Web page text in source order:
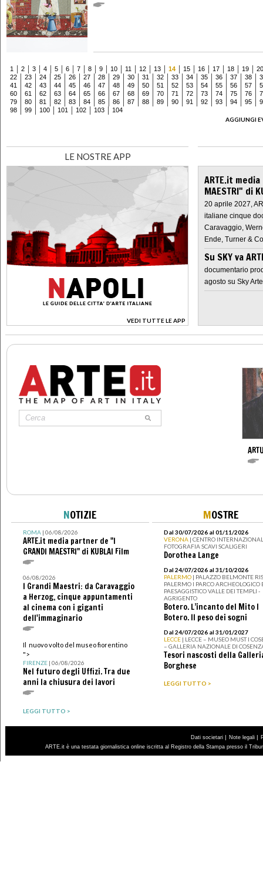
1 2 3 4 5 6 7 8 9 10 11 12 13 14 15 16 17 18 19
20
22
23 24 25 26 27 28 29 30 31 32 33 34 35 36 37 38
41
42 43 44 45 46 47 48 49 50 51 52 53 54 55 56 57
60
61 62 63 64 65 66 67 68 69 70 71 72 73 74 75 76
79
80 81 82 83 84 85 86 87 88 89 90 91 92 93 94 95
98
99 100 101 102 103
104
AGGIUNGI
LE NOSTRE APP
VEDI TUTTE LE APP
>
ARTE.it
MAESTRI" di
20 aprile 2027,
italiane cinque
Caravaggio,
Ende, Turner &
Su SKY va
documentario
agosto su Sky Arte
NOTIZIE
ROMA| 06/08/2026
ARTE.it media partner de "I
GRANDI MAESTRI" di KUBLAI Film
06/08/2026
I Grandi Maestri: da Caravaggio
a Herzog, cinque appuntamenti
al cinema con i giganti
dell'immaginario
Il nuovo volto del museo fiorentino
">
FIRENZE| 06/08/2026
Nel futuro degli Uffizi. Tra due
anni la chiusura dei lavori
LEGGI TUTTO >
MOSTRE
Dal 30/07/2026 al 01/11/2026
VERONA | CENTRO
FOTOGRAFIA SCAVI SCALIGERI
Dorothea Lange
Dal 24/07/2026 al 31/10/2026
PALERMO | PALAZZO BELMONTE
PALERMO I PARCO ARCHEOLOGICO
PAESAGGISTICO VALLE DEI TEMPLI -
AGRIGENTO
Botero. L’incanto del Mito I
Botero. Il peso dei sogni
Dal 24/07/2026 al 31/01/2027
LECCE | LECCE – MUSEO MUST I
– GALLERIA NAZIONALE DI
Tesori nascosti della
Borghese
LEGGI TUTTO >
Dati societari | Note legali |
ARTE.it è una testata giornalistica online iscritta al Registro della Stampa presso il